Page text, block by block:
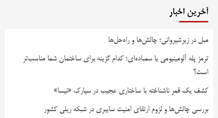
آخرین اخبار
مبل در زیرشیروانی؛ چالش‌ها و راه‌حل‌ها
ترمز پله آلومینیومی یا سمباده‌ای؛ کدام گزینه برای ساختمان شما مناسب‌تر
است؟
کشف یک قمر ناشناخته با ساختاری عجیب در سیارک «نیسا»
بررسی چالش‌ها و لزوم ارتقای امنیت سایبری در شبکه ریلی کشور